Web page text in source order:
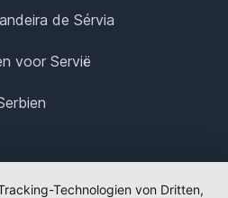
de Sérvia
voor Servië
Technologien von Dritten,